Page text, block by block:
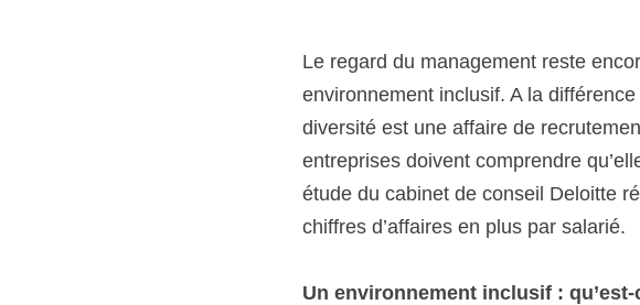
Le regard du management reste
environnement inclusif. A la
diversité est une affaire de
entreprises doivent comprendre
étude du cabinet de conseil Deloitte
chiffres d’affaires en plus par salarié.
Un environnement inclusif : qu’est-